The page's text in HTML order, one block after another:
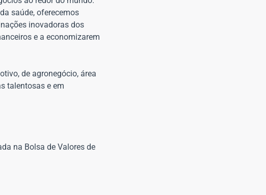
saúde, oferecemos
inovadoras dos
e a economizarem
de agronegócio, área
talentosas e em
na Bolsa de Valores de